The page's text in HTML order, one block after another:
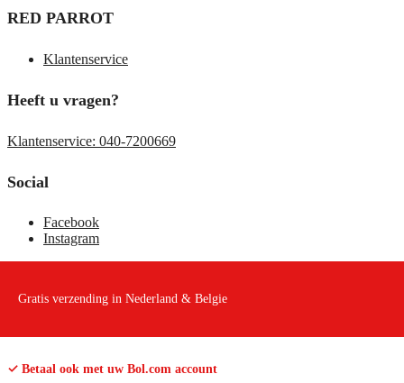
RED PARROT
Klantenservice
Heeft u vragen?
Klantenservice: 040-7200669
Social
Facebook
Instagram
Gratis verzending in Nederland & Belgie
✓ Betaal ook met uw Bol.com account